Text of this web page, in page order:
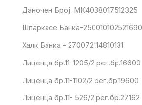
Даночен Број. МК4038017512325
Шпаркасе Банка-250010102521690
Халк Банка - 270072114810131
Лиценца бр.11-1205/2 рег.бр.16609
Лиценца бр.11-1102/2 рег.бр.19600
Лиценца бр.11- 526/2 рег.бр.27162